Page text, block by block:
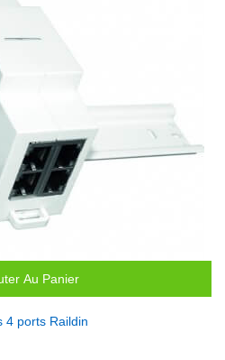
Au Panier
4 ports Raildin